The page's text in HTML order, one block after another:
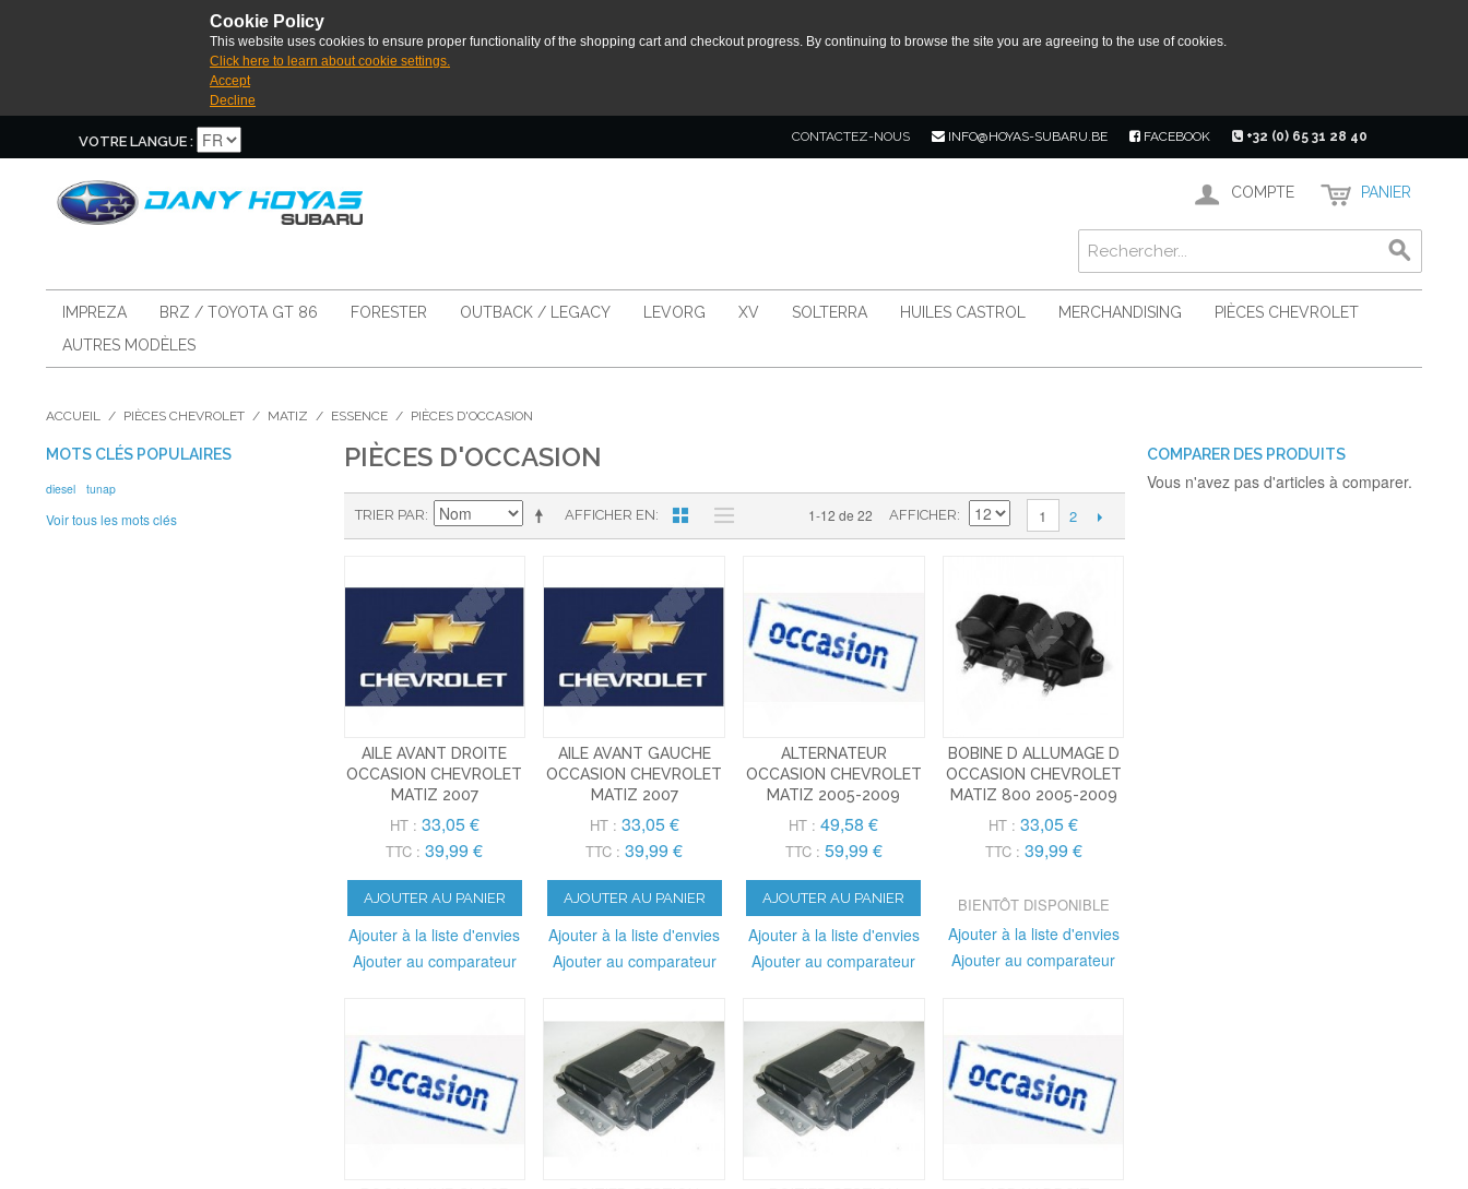
Cookie Policy
This website uses cookies to ensure proper functionality of the shopping cart and checkout progress. By continuing to browse the site you are agreeing to the use of cookies.
Click here to learn about cookie settings.
Accept
Decline
VOTRE LANGUE : CONTACTEZ-NOUS INFO@HOYAS-SUBARU.BE FACEBOOK +32 (0) 65 31 28 40
COMPTE PANIER
IMPREZA BRZ / TOYOTA GT 86 FORESTER OUTBACK / LEGACY LEVORG XV SOLTERRA HUILES CASTROL MERCHANDISING
PIÈCES CHEVROLET
AUTRES MODÈLES
ACCUEIL / PIÈCES CHEVROLET / MATIZ / ESSENCE / PIÈCES D'OCCASION
PIÈCES D'OCCASION
AFFICHER EN
TRIER PAR 1-12 de 22 AFFICHER 1 2
AILE AVANT DROITE
OCCASION CHEVROLET
MATIZ 2007
HT : 33,05 €
TTC : 39,99 €
AJOUTER AU PANIER
Ajouter à la liste d'envies
Ajouter au comparateur
AILE AVANT GAUCHE
OCCASION CHEVROLET
MATIZ 2007
HT : 33,05 €
TTC : 39,99 €
AJOUTER AU PANIER
Ajouter à la liste d'envies
Ajouter au comparateur
ALTERNATEUR
OCCASION CHEVROLET
MATIZ 2005-2009
HT : 49,58 €
TTC : 59,99 €
AJOUTER AU PANIER
Ajouter à la liste d'envies
Ajouter au comparateur
BOBINE D ALLUMAGE D
OCCASION CHEVROLET
MATIZ 800 2005-2009
HT : 33,05 €
TTC : 39,99 €
BIENTÔT DISPONIBLE
Ajouter à la liste d'envies
Ajouter au comparateur
MOTS CLÉS POPULAIRES
diesel tunap
Voir tous les mots clés
COMPARER DES PRODUITS
Vous n'avez pas d'articles à comparer.